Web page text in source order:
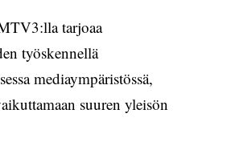
tarjoaa
työskennellä
mediaympäristössä,
suuren yleisön